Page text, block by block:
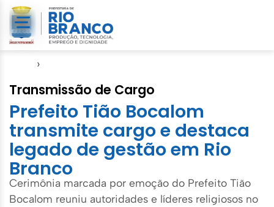
›
Transmissão de Cargo
Prefeito Tião Bocalom
transmite cargo e destaca
legado de gestão em Rio
Branco
Cerimônia marcada por emoção do Prefeito Tião
Bocalom reuniu autoridades e líderes religiosos no